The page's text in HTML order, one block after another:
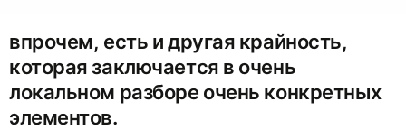
впрочем, есть и другая крайность,
которая заключается в очень
локальном разборе очень конкретных
элементов.